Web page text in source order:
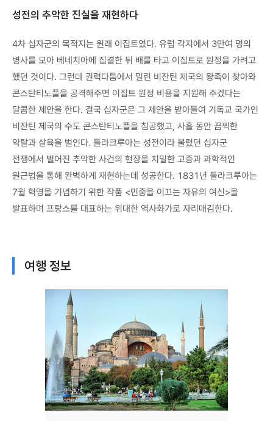
성전의 추악한 진실을 재현하다
4차 십자군의 목적지는 원래 이집트였다. 유럽 각지에서 3만여 명의
병사를 모아 베네치아에 집결한 뒤 배를 타고 이집트로 원정을 가려고
했던 것이다. 그런데 권력다툼에서 밀린 비잔틴 제국의 왕족이 찾아와
콘스탄티노플을 공격해주면 이집트 원정 비용을 지원해 주겠다는
달콤한 제안을 한다. 결국 십자군은 그 제안을 받아들여 기독교 국가인
비잔틴 제국의 수도 콘스탄티노플을 침공했고, 사흘 동안 끔찍한
약탈과 살육을 벌인다. 들라크루아는 성전이라 불렸던 십자군
전쟁에서 벌어진 추악한 사건의 현장을 치밀한 고증과 과학적인
원근법을 통해 완벽하게 재현하는데 성공한다. 1831년 들라크루아는
7월 혁명을 기념하기 위한 작품 <민중을 이끄는 자유의 여신>을
발표하며 프랑스를 대표하는 위대한 역사화가로 자리매김한다.
여행 정보